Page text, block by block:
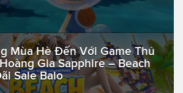
Mùa Hè Đến Với Game Thủ
Gia Sapphire – Beach
Sale Balo